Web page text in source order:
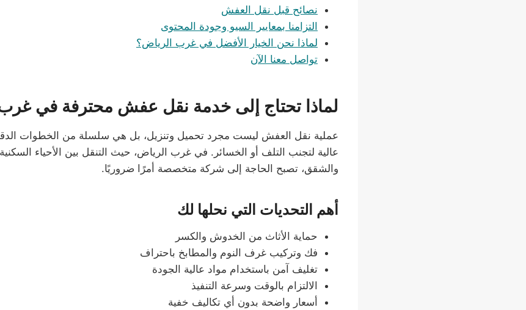
نصائح قبل نقل العفش
التزامنا بمعايير السيو وجودة المحتوى
لماذا نحن الخيار الأفضل في غرب الرياض؟
تواصل معنا الآن
لماذا تحتاج إلى خدمة نقل عفش محترفة في
عملية نقل العفش ليست مجرد تحميل وتنزيل، بل هي سلسلة من الخطوات
عالية لتجنب التلف أو الخسائر. في غرب الرياض، حيث التنقل بين الأحياء
والشقق، تصبح الحاجة إلى شركة متخصصة أمرًا ضروريًا.
أهم التحديات التي نحلها لك
حماية الأثاث من الخدوش والكسر
فك وتركيب غرف النوم والمطابخ باحتراف
تغليف آمن باستخدام مواد عالية الجودة
الالتزام بالوقت وسرعة التنفيذ
أسعار واضحة بدون أي تكاليف خفية